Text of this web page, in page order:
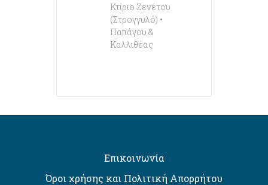
Κτίριο Ζενέτου
(Στρογγυλό) •
Παπάγου &
Καλλιθέας
Επικοινωνία
Όροι χρήσης και Πολιτική Απορρήτου